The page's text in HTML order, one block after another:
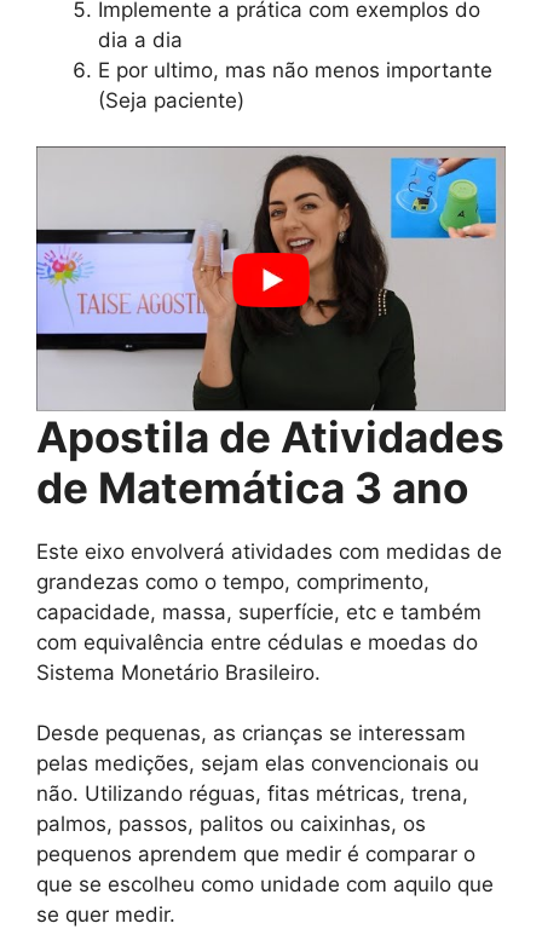
Implemente a prática com exemplos do
dia a dia
E por ultimo, mas não menos importante
(Seja paciente)
Apostila de Atividades
de Matemática 3 ano
Este eixo envolverá atividades com medidas de
grandezas como o tempo, comprimento,
capacidade, massa, superfície, etc e também
com equivalência entre cédulas e moedas do
Sistema Monetário Brasileiro.
Desde pequenas, as crianças se interessam
pelas medições, sejam elas convencionais ou
não. Utilizando réguas, fitas métricas, trena,
palmos, passos, palitos ou caixinhas, os
pequenos aprendem que medir é comparar o
que se escolheu como unidade com aquilo que
se quer medir.